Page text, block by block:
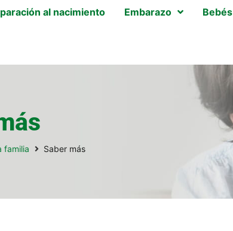
al nacimiento Embarazo Bebés
familia Saber más